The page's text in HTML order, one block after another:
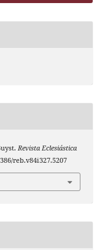
Revista Eclesiástica
reb.v84i327.5207